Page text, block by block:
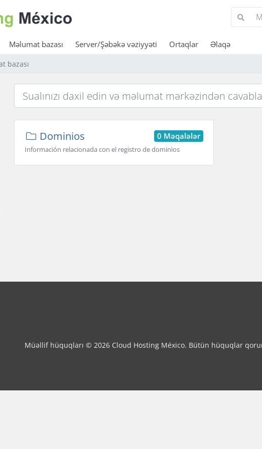
Məlumat bazası Server/Şəbəkə vəziyyəti Ortaqlar Əlaqə
bazası
0 Məqalələr
Dominios
Información relacionada con el registro de dominios
Müəllif hüquqları © 2026 Cloud Hosting México. Bütün hüquqlar